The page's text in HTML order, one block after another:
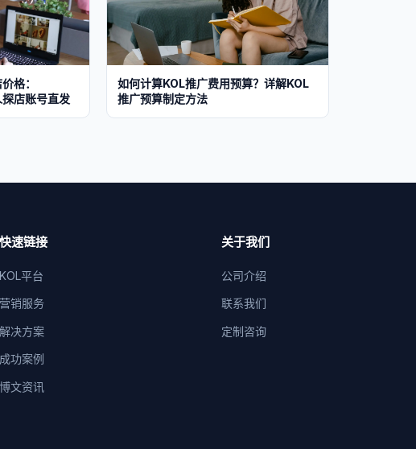
格：
店账号直发
如何计算KOL推广费用预算？详解KOL
推广预算制定方法
快速链接
KOL平台
营销服务
解决方案
成功案例
博文资讯
关于我们
公司介绍
联系我们
定制咨询